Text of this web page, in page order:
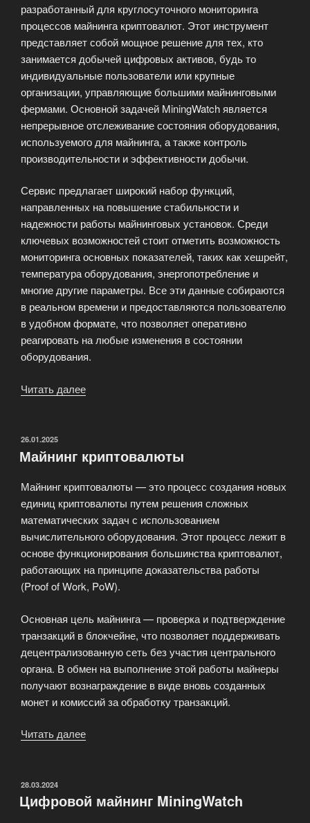
разработанный для круглосуточного мониторинга
процессов майнинга криптовалют. Этот инструмент
представляет собой мощное решение для тех, кто
занимается добычей цифровых активов, будь то
индивидуальные пользователи или крупные
организации, управляющие большими майнинговыми
фермами. Основной задачей MiningWatch является
непрерывное отслеживание состояния оборудования,
используемого для майнинга, а также контроль
производительности и эффективности добычи.
Сервис предлагает широкий набор функций,
направленных на повышение стабильности и
надежности работы майнинговых установок. Среди
ключевых возможностей стоит отметить возможность
мониторинга основных показателей, таких как хешрейт,
температура оборудования, энергопотребление и
многие другие параметры. Все эти данные собираются
в реальном времени и предоставляются пользователю
в удобном формате, что позволяет оперативно
реагировать на любые изменения в состоянии
оборудования.
Читать далее
вашего
ОПУБЛИКОВАНО
26.01.2025
Майнинг криптовалюты
Майнинг криптовалюты — это процесс создания новых
единиц криптовалюты путем решения сложных
математических задач с использованием
вычислительного оборудования. Этот процесс лежит в
основе функционирования большинства криптовалют,
работающих на принципе доказательства работы
(Proof of Work, PoW).
Основная цель майнинга — проверка и подтверждение
транзакций в блокчейне, что позволяет поддерживать
децентрализованную сеть без участия центрального
органа. В обмен на выполнение этой работы майнеры
получают вознаграждение в виде вновь созданных
монет и комиссий за обработку транзакций.
Читать далее
ОПУБЛИКОВАНО
28.03.2024
Цифровой майнинг MiningWatch